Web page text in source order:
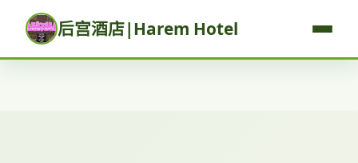
后宫酒店|Harem Hotel